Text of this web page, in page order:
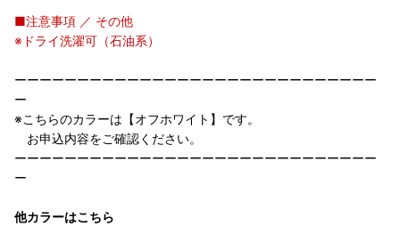
■注意事項 ／ その他
※ドライ洗濯可（石油系）
ーーーーーーーーーーーーーーーーーーーーーーーーーーーーー
ー
※こちらのカラーは【オフホワイト】です。
お申込内容をご確認ください。
ーーーーーーーーーーーーーーーーーーーーーーーーーーーーー
ー
他カラーはこちら